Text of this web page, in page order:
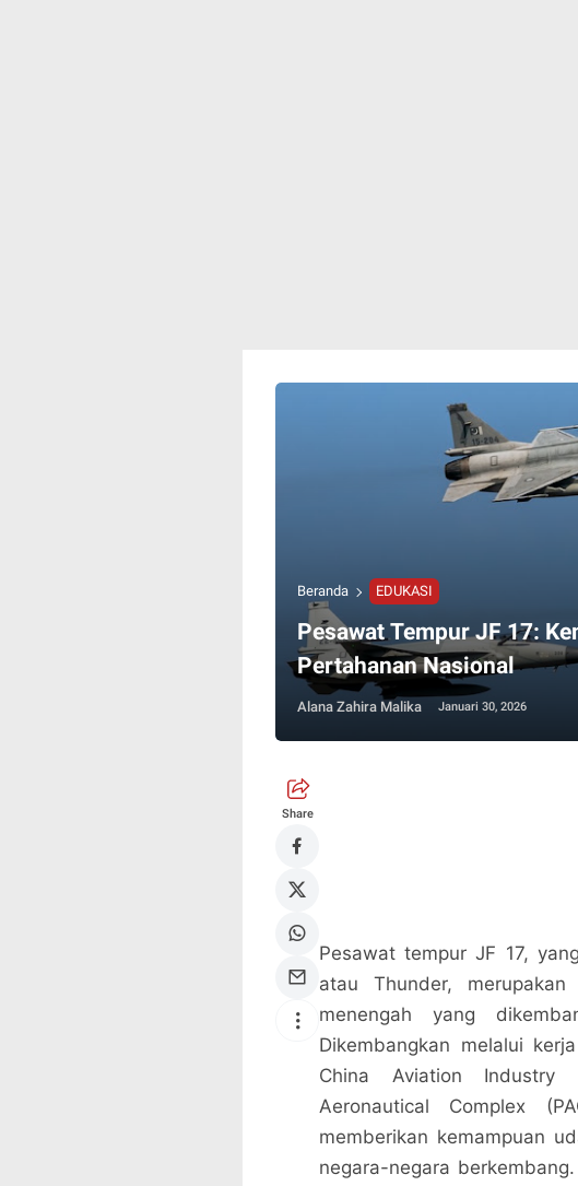
Beranda EDUKASI
Pesawat Tempur JF 17:
Pertahanan Nasional
Alana Zahira Malika Januari 30, 2026
Share
Pesawat tempur JF 17,
atau Thunder,
menengah yang
Dikembangkan melalui
China Aviation Industry
Aeronautical Complex
memberikan kemampuan
negara-negara